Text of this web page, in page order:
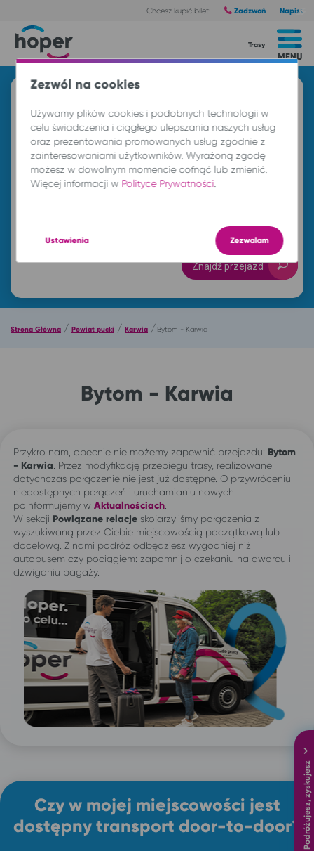
Chcesz kupić bilet: Zadzwoń Napisz
MENU
Trasy
DO
pt. 7 sie. -- : --
Znajdź przejazd
Podróżujesz, zyskujesz
Strona Główna / Powiat pucki / Karwia /Bytom - Karwia
Bytom - Karwia
Przykro nam, obecnie nie możemy zapewnić przejazdu: Bytom
- Karwia . Przez modyfikację przebiegu trasy, realizowane
dotychczas połączenie nie jest już dostępne. O przywróceniu
niedostępnych połączeń i uruchamianiu nowych
poinformujemy w Aktualnościach
W sekcji Powiązane relacje skojarzyliśmy połączenia z
wyszukiwaną przez Ciebie miejscowością początkową lub
docelową. Z nami podróż odbędziesz wygodniej niż
autobusem czy pociągiem: zapomnij o czekaniu na dworcu i
dźwiganiu bagaży.
Czy w mojej miejscowości jest
dostępny transport door-to-door?
Zezwól na cookies
Używamy plików cookies i podobnych technologii w
celu świadczenia i ciągłego ulepszania naszych usług
oraz prezentowania promowanych usług zgodnie z
zainteresowaniami użytkowników. Wyrażoną zgodę
możesz w dowolnym momencie cofnąć lub zmienić.
Więcej informacji w Polityce Prywatności
Ustawienia Zezwalam